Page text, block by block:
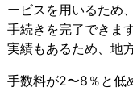
ービスを用いるため
手続きを完了できま
実績もあるため、地
手数料が2〜8％と低